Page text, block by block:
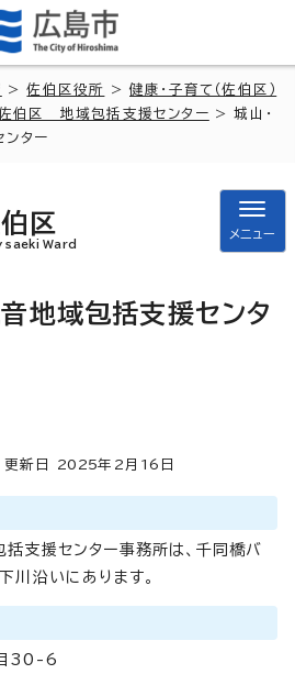
>佐伯区役所 >健康・子育て（佐伯区）
伯区 地域包括支援センター > 城山・
ター
区
saeki Ward
メニュー
地域包括支援センタ
新日 2025年2月 16 日
括支援センター事務所は、千同橋バ
川沿いにあります。
30-6